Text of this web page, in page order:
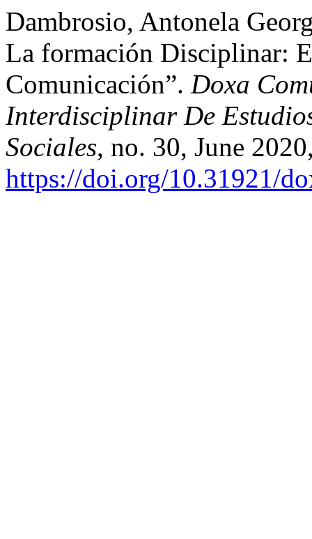
Dambrosio, Antonela
La formación Disciplinar:
Comunicación”. Doxa
Interdisciplinar De
Sociales, no. 30, June
https://doi.org/10.31921/